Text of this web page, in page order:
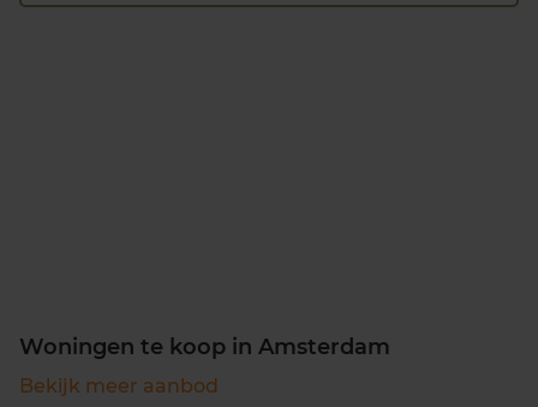
Woningen te koop in Amsterdam
Bekijk meer aanbod